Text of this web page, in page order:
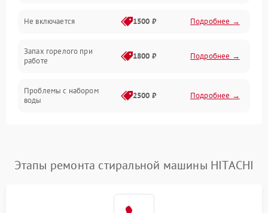
Не включается 1500 ₽ Подробнее →
Запах горелого при
работе
1800 ₽ Подробнее →
Проблемы с набором
воды
2500 ₽ Подробнее →
2200 ₽ Подробнее →
Этапы ремонта стиральной машины HITACHI